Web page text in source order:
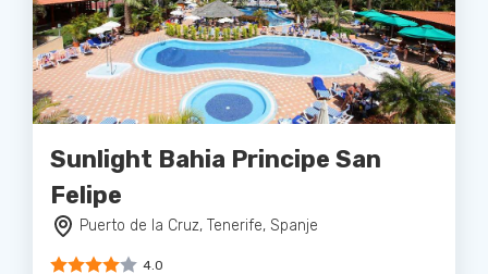
Sunlight Bahia Principe San
Felipe
Puerto de la Cruz, Tenerife, Spanje
4.0